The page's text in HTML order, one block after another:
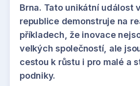
Brna. Tato unikátní událost
republice demonstruje na
příkladech, že inovace
velkých společností, ale
cestou k růstu i pro malé a
podniky.